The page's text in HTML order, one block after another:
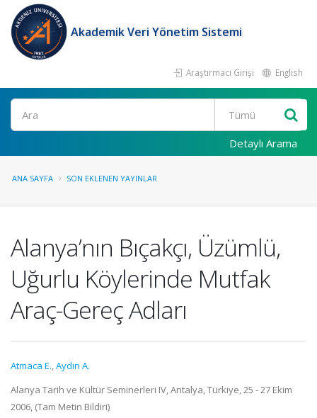
Akademik Veri Yönetim Sistemi
Araştırmacı Girişi English
Ara
Detaylı Arama
ANA SAYFA SON EKLENEN YAYINLAR
Alanya’nın Bıçakçı, Üzümlü,
Uğurlu Köylerinde Mutfak
Araç-Gereç Adları
Atmaca E.,Aydın A.
Alanya Tarih ve Kültür Seminerleri IV, Antalya, Türkiye, 25 - 27 Ekim
2006, (Tam Metin Bildiri)